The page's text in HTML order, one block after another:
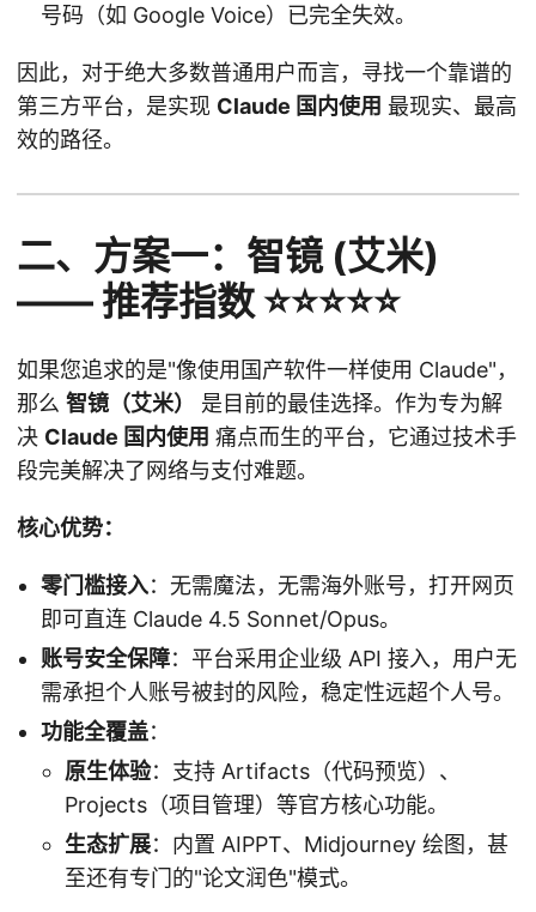
号码（如 Google Voice）已完全失效。
因此，对于绝大多数普通用户而言，寻找一个靠谱的
第三方平台，是实现 Claude 国内使用 最现实、最高
效的路径。
二、方案一：智镜 (艾米)
—— 推荐指数 ⭐⭐⭐⭐⭐
如果您追求的是"像使用国产软件一样使用 Claude"，
那么 智镜（艾米）
是目前的最佳选择。作为专为解
决 Claude 国内使用 痛点而生的平台，它通过技术手
段完美解决了网络与支付难题。
核心优势：
零门槛接入：无需魔法，无需海外账号，打开网页
即可直连 Claude 4.5 Sonnet/Opus。
账号安全保障：平台采用企业级 API 接入，用户无
需承担个人账号被封的风险，稳定性远超个人号。
功能全覆盖：
原生体验：支持 Artifacts（代码预览）、
Projects（项目管理）等官方核心功能。
生态扩展：内置 AIPPT、Midjourney 绘图，甚
至还有专门的"论文润色"模式。